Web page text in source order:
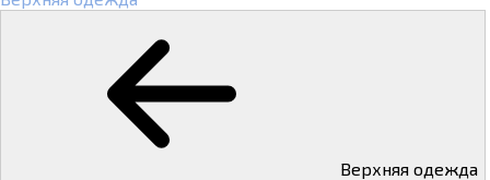
Верхняя одежда